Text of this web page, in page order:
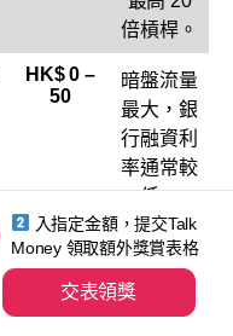
倍槓桿。
HK$ 0 –
50
暗盤流量
最大，銀
行融資利
率通常較
低。
免手續費
設有「智
能抽新
股」功
入指定金額，提交Talk
Money 領取額外獎賞表格
交表領獎